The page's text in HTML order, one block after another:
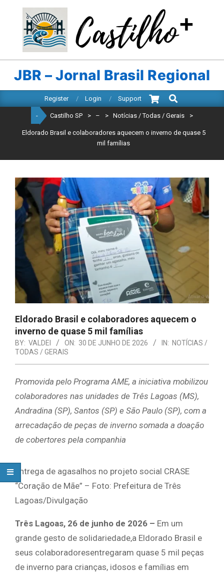
content
CASTILHO
SP
JBR – Jornal Brasil Regional
Navigation
Register Login Support
Search
- Castilho SP > – > Notícias / Todas / Gerais >
Eldorado Brasil e colaboradores aquecem o inverno de quase 5
mil famílias
Eldorado Brasil e colaboradores aquecem o
inverno de quase 5 mil famílias
BY: VALDEI ON: 30 DE JUNHO DE 2026 IN: NOTÍCIAS /
TODAS / GERAIS
Promovida pelo Programa AME, a iniciativa mobilizou
colaboradores nas unidades de Três Lagoas (MS),
Andradina (SP), Santos (SP) e São Paulo (SP), com a
arrecadação de peças de inverno somada a doação
de cobertores pela companhia
Entrega de agasalhos no projeto social CRASE
“Coração de Mãe” – Foto: Prefeitura de Três
Lagoas/Divulgação
Três Lagoas, 26 de junho de 2026 – Em um
grande gesto de solidariedade,a Eldorado Brasil e
seus colaboradoresentregaram quase 5 mil peças
de inverno para crianças, idosos e famílias em